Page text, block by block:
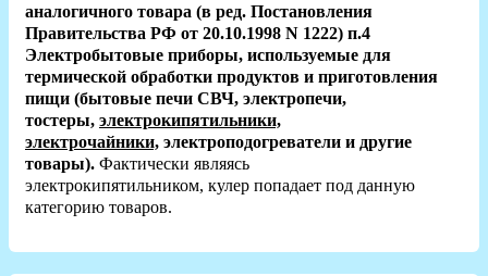
аналогичного товара (в ред. Постановления
Правительства РФ от 20.10.1998 N 1222) п.4
Электробытовые приборы, используемые для
термической обработки продуктов и приготовления
пищи (бытовые печи СВЧ, электропечи,
тостеры, электрокипятильники,
электрочайники, электроподогреватели и другие
товары). Фактически являясь
электрокипятильником, кулер попадает под данную
категорию товаров.